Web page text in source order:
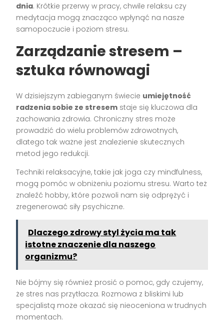
dnia. Krótkie przerwy w pracy, chwile relaksu czy
medytacja mogą znacząco wpłynąć na nasze
samopoczucie i poziom stresu.
Zarządzanie stresem –
sztuka równowagi
W dzisiejszym zabieganym świecie umiejętność
radzenia sobie ze stresem staje się kluczowa dla
zachowania zdrowia. Chroniczny stres może
prowadzić do wielu problemów zdrowotnych,
dlatego tak ważne jest znalezienie skutecznych
metod jego redukcji.
Techniki relaksacyjne, takie jak joga czy mindfulness,
mogą pomóc w obniżeniu poziomu stresu. Warto też
znaleźć hobby, które pozwoli nam się odprężyć i
zregenerować siły psychiczne.
Dlaczego zdrowy styl życia ma tak
istotne znaczenie dla naszego
organizmu?
Nie bójmy się również prosić o pomoc, gdy czujemy,
że stres nas przytłacza. Rozmowa z bliskimi lub
specjalistą może okazać się nieoceniona w trudnych
momentach.